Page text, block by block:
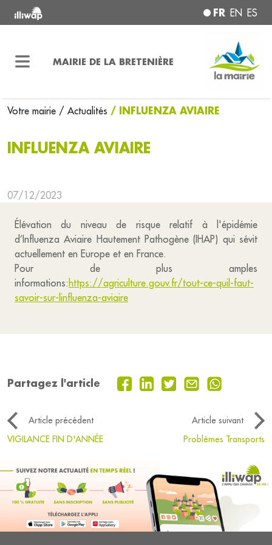
FR EN ES
MAIRIE DE LA BRETENIÈRE
Votre mairie / Actualités / INFLUENZA AVIAIRE
INFLUENZA AVIAIRE
07/12/2023
Élévation du niveau de risque relatif à l'épidémie
d’Influenza Aviaire Hautement Pathogène (IHAP) qui sévit
actuellement en Europe et en France.
Pour de plus amples
informations: https://agriculture.gouv.fr/tout-ce-quil-faut-
savoir-sur-linfluenza-aviaire
Partagez l'article
Article précédent
Article suivant
VIGILANCE FIN D'ANNÉE
Problèmes Transports